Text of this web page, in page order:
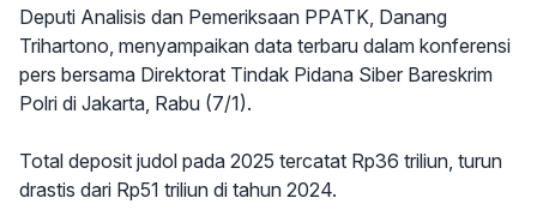
Deputi Analisis dan Pemeriksaan PPATK, Danang
Trihartono, menyampaikan data terbaru dalam konferensi
pers bersama Direktorat Tindak Pidana Siber Bareskrim
Polri di Jakarta, Rabu (7/1).
Total deposit judol pada 2025 tercatat Rp36 triliun, turun
drastis dari Rp51 triliun di tahun 2024.